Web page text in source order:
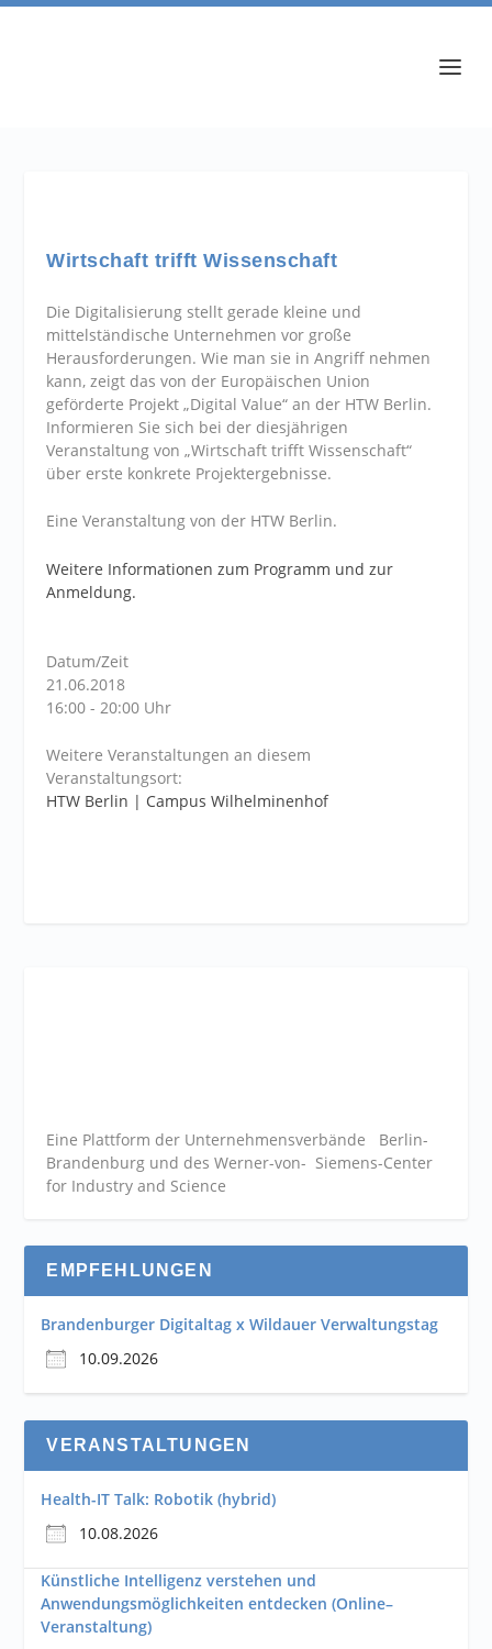
Wirtschaft trifft Wissenschaft
Die Digitalisierung stellt gerade kleine und
mittelständische Unternehmen vor große
Herausforderungen. Wie man sie in Angriff nehmen
kann, zeigt das von der Europäischen Union
geförderte Projekt „Digital Value“ an der HTW Berlin.
Informieren Sie sich bei der diesjährigen
Veranstaltung von „Wirtschaft trifft Wissenschaft“
über erste konkrete Projektergebnisse.
Eine Veranstaltung von der HTW Berlin.
Weitere Informationen zum Programm und zur
Anmeldung.
Datum/Zeit
21.06.2018
16:00 - 20:00 Uhr
Weitere Veranstaltungen an diesem
Veranstaltungsort:
HTW Berlin | Campus Wilhelminenhof
Eine Plattform der Unternehmensverbände Berlin-
Brandenburg und des Werner-von- Siemens-Center
for Industry and Science
EMPFEHLUNGEN
Brandenburger Digitaltag x Wildauer Verwaltungstag
10.09.2026
VERANSTALTUNGEN
Health-IT Talk: Robotik (hybrid)
10.08.2026
Künstliche Intelligenz verstehen und
Anwendungsmöglichkeiten entdecken (Online–
Veranstaltung)